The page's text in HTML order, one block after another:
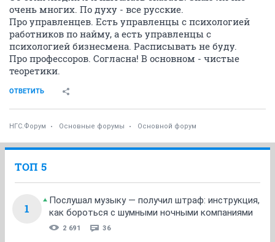
очень многих. По духу - все русские.
Про управленцев. Есть управленцы с психологией
работников по найму, а есть управленцы с
психологией бизнесмена. Расписывать не буду.
Про профессоров. Согласна! В основном - чистые
теоретики.
ОТВЕТИТЬ
НГС.Форум Основные форумы Основной форум
ТОП 5
1
Послушал музыку — получил штраф: инструкция,
как бороться с шумными ночными компаниями
2 691 36